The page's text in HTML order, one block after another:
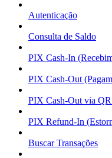
Autenticação
Consulta de Saldo
PIX Cash-In
PIX Cash-Out
PIX Cash-Out via
PIX Refund-In
Buscar Transações